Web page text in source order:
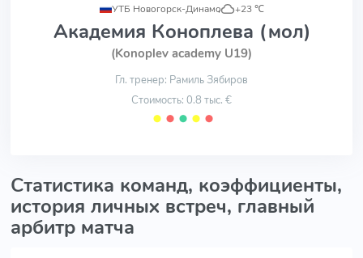
УТБ Новогорск-Динамо
, +23 ℃
Академия Коноплева (мол)
(Konoplev academy U19)
Гл. тренер: Рамиль Зябиров
Стоимость: 0.8 тыс. €
⬤ ⬤ ⬤ ⬤ ⬤
Статистика команд, коэффициенты,
история личных встреч, главный
арбитр матча